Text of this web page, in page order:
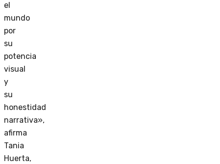
el
mundo
por
su
potencia
visual
y
su
honestidad
narrativa»,
afirma
Tania
Huerta,